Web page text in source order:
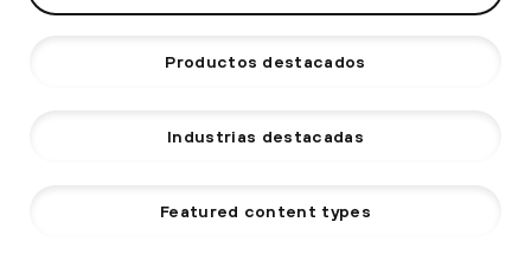
Productos destacados
Industrias destacadas
Featured content types